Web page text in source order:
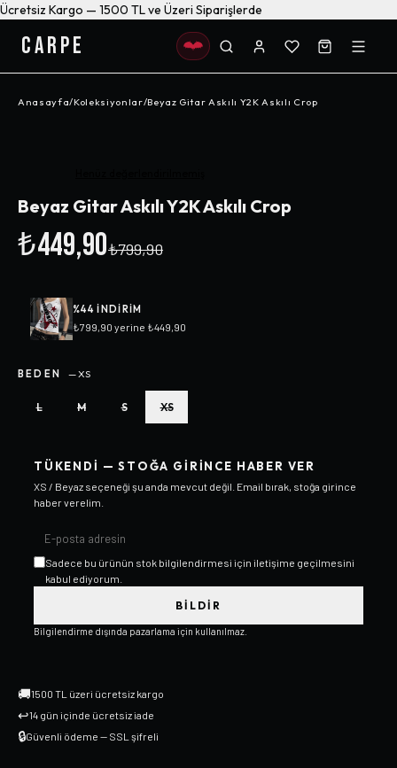
Ücretsiz Kargo — 1500 TL ve Üzeri Siparişlerde
CARPE
Anasayfa/Koleksiyonlar/Beyaz Gitar Askılı Y2K Askılı Crop
Beyaz Gitar Askılı Y2K Askılı Crop
₺449,90₺799,90
%44INDIRIM
₺799,90 yerine ₺449,90
BEDEN —XS
L M S XS
TÜKENDI — STOĞA GIRINCE HABER VER
XS / Beyaz seçeneği şu anda mevcut değil. Email bırak, stoğa girince
haber verelim.
Sadece bu ürünün stok bilgilendirmesi için iletişime geçilmesini
kabul ediyorum.
BILDIR
Bilgilendirme dışında pazarlama için kullanılmaz.
🚚1500 TL üzeri ücretsiz kargo
↩14 gün içinde ücretsiz iade
🔒Güvenli ödeme — SSL şifreli